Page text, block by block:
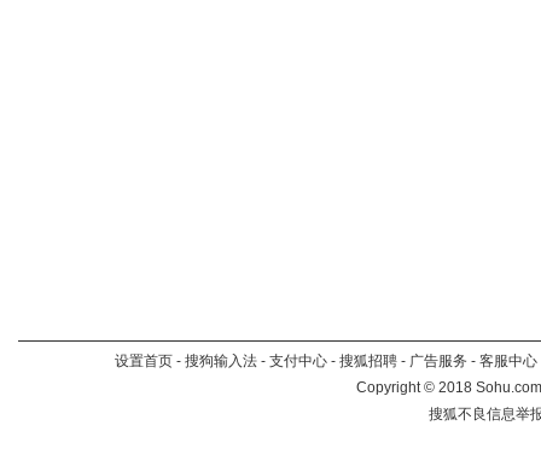
设置首页 - 搜狗输入法 - 支付中心 - 搜狐招聘 - 广告服务 - 客服中心
Copyright©2018
搜狐不良信息举